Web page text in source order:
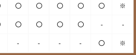
〇 〇 〇 〇 〇 ※
〇 〇 〇 〇 - -
- - - - 〇 ※